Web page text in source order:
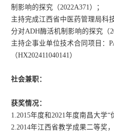
制影响的探究（2022A371）
；
主持完成江西省中医药管理局科
分对ADH酶活机制影响的探究（
主持企事业单位技术合同项目 ：
（HX202411040141）
社会兼职：
获奖情况：
1.2015年度和2021年度南昌大学“
2.2014年江西省教学成果二等奖